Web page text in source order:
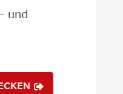
und
